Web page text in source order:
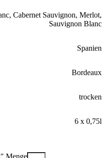
, Cabernet Sauvignon, Merlot,
Sauvignon Blanc
Spanien
Bordeaux
trocken
6 x 0,75l